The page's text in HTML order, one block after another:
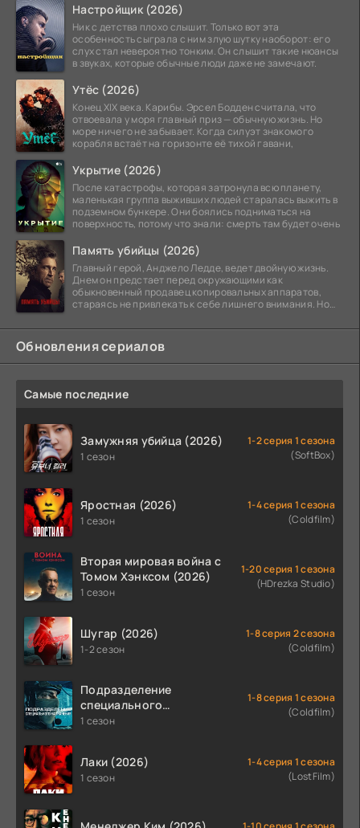
Настройщик (2026)
Ник с детства плохо слышит. Только вот эта
особенность сыграла с ним злую шутку наоборот: его
слух стал невероятно тонким. Он слышит такие нюансы
в звуках, которые обычные люди даже не замечают.
Утёс (2026)
Конец XIX века. Карибы. Эрсел Бодден считала, что
отвоевала у моря главный приз — обычную жизнь. Но
море ничего не забывает. Когда силуэт знакомого
корабля встаёт на горизонте её тихой гавани,
Укрытие (2026)
После катастрофы, которая затронула всю планету,
маленькая группа выживших людей старалась выжить в
подземном бункере. Они боялись подниматься на
поверхность, потому что знали: смерть там будет очень
Память убийцы (2026)
Главный герой, Анджело Ледде, ведет двойную жизнь.
Днем он предстает перед окружающими как
обыкновенный продавец копировальных аппаратов,
стараясь не привлекать к себе лишнего внимания. Но
Обновления сериалов
Самые последние
Замужняя убийца (2026)
1 сезон
1-2 серия 1 сезона
(SoftBox)
Яростная (2026)
1 сезон
1-4 серия 1 сезона
(Coldfilm)
Вторая мировая война с
Томом Хэнксом (2026)
1 сезон
1-20 серия 1 сезона
(HDrezka Studio)
Шугар (2026)
1-2 сезон
1-8 серия 2 сезона
(Coldfilm)
Подразделение
специального
назначения (2026)
1 сезон
1-8 серия 1 сезона
(Coldfilm)
Лаки (2026)
1 сезон
1-4 серия 1 сезона
(LostFilm)